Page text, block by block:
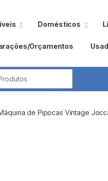
Domésticos
Orçamentos
de Pipocas Vintage